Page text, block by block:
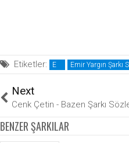
Etiketler: E Emir Yargın Şarkı
Next
Cenk Çetin - Bazen Şarkı
BENZER ŞARKILAR